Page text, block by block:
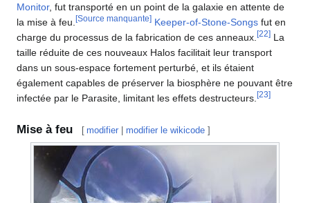
Monitor, fut transporté en un point de la galaxie en attente de
la mise à feu. [Source manquante] Keeper-of-Stone-Songs fut en
charge du processus de la fabrication de ces anneaux. [22] La
taille réduite de ces nouveaux Halos facilitait leur transport
dans un sous-espace fortement perturbé, et ils étaient
également capables de préserver la biosphère ne pouvant être
infectée par le Parasite, limitant les effets destructeurs. [23]
Mise à feu [ modifier |modifier le wikicode ]